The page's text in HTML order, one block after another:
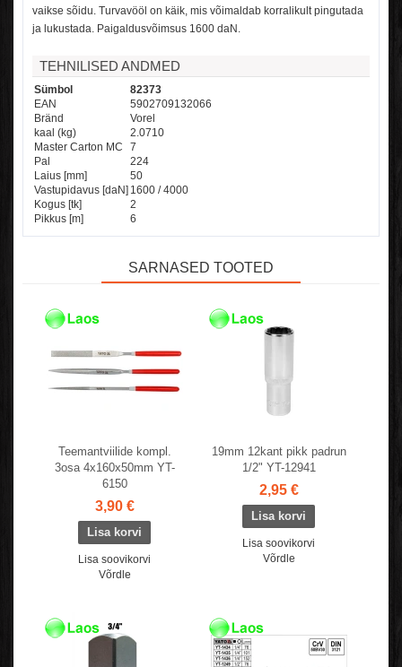
vaikse sõidu. Turvavööl on käik, mis võimaldab korralikult pingutada
ja lukustada. Paigaldusvõimsus 1600 daN.
TEHNILISED ANDMED
Sümbol
82373
EAN
5902709132066
Bränd
Vorel
kaal (kg)
2.0710
Master Carton MC
7
Pal
224
Laius [mm]
50
Vastupidavus [daN] 1600 / 4000
Kogus [tk]
2
Pikkus [m]
6
SARNASED TOOTED
Teemantviilide kompl.
3osa 4x160x50mm YT-
6150
3,90 €
Lisa soovikorvi
Võrdle
19mm 12kant pikk padrun
1/2" YT-12941
2,95 €
Lisa soovikorvi
Võrdle